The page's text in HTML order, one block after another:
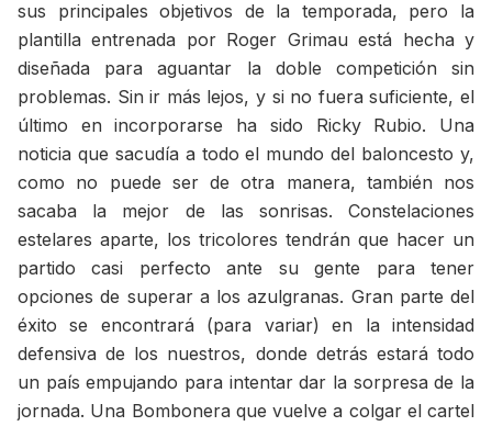
sus principales objetivos de la temporada, pero la
plantilla entrenada por Roger Grimau está hecha y
diseñada para aguantar la doble competición sin
problemas. Sin ir más lejos, y si no fuera suficiente, el
último en incorporarse ha sido Ricky Rubio. Una
noticia que sacudía a todo el mundo del baloncesto y,
como no puede ser de otra manera, también nos
sacaba la mejor de las sonrisas. Constelaciones
estelares aparte, los tricolores tendrán que hacer un
partido casi perfecto ante su gente para tener
opciones de superar a los azulgranas. Gran parte del
éxito se encontrará (para variar) en la intensidad
defensiva de los nuestros, donde detrás estará todo
un país empujando para intentar dar la sorpresa de la
jornada. Una Bombonera que vuelve a colgar el cartel